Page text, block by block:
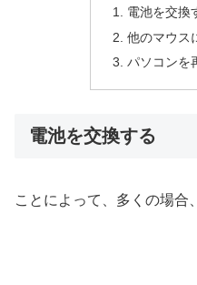
電池を交換
他のマウス
パソコンを
電池を交換する
ことによって、多くの場合